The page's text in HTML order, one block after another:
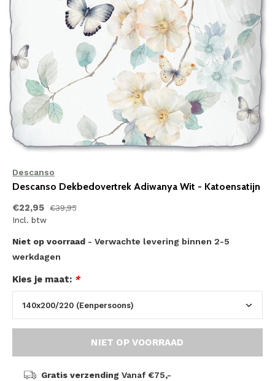
Descanso
Descanso Dekbedovertrek Adiwanya Wit - Katoensatijn
€22,95 €39,95
Incl. btw
Niet op voorraad - Verwachte levering binnen 2-5
werkdagen
Kies je maat: *
NIET OP VOORRAAD
Gratis verzending Vanaf €75,-